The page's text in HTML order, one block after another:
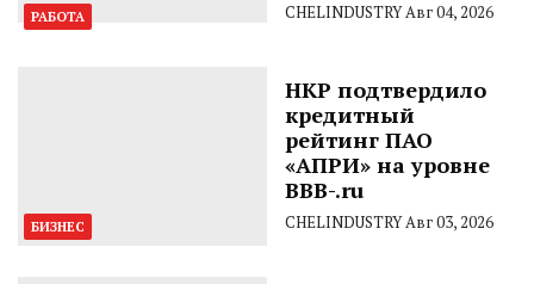
РАБОТА CHELINDUSTRYАвг 04, 2026
БИЗНЕС
НКР подтвердило
кредитный
рейтинг ПАО
«АПРИ» на уровне
BBB-.ru
CHELINDUSTRYАвг 03, 2026